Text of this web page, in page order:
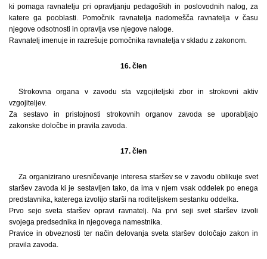
ki pomaga ravnatelju pri opravljanju pedagoških in poslovodnih nalog, za
katere ga pooblasti. Pomočnik ravnatelja nadomešča ravnatelja v času
njegove odsotnosti in opravlja vse njegove naloge.
Ravnatelj imenuje in razrešuje pomočnika ravnatelja v skladu z zakonom.
16. člen
Strokovna organa v zavodu sta vzgojiteljski zbor in strokovni aktiv
vzgojiteljev.
Za sestavo in pristojnosti strokovnih organov zavoda se uporabljajo
zakonske določbe in pravila zavoda.
17. člen
Za organizirano uresničevanje interesa staršev se v zavodu oblikuje svet
staršev zavoda ki je sestavljen tako, da ima v njem vsak oddelek po enega
predstavnika, katerega izvolijo starši na roditeljskem sestanku oddelka.
Prvo sejo sveta staršev opravi ravnatelj. Na prvi seji svet staršev izvoli
svojega predsednika in njegovega namestnika.
Pravice in obveznosti ter način delovanja sveta staršev določajo zakon in
pravila zavoda.